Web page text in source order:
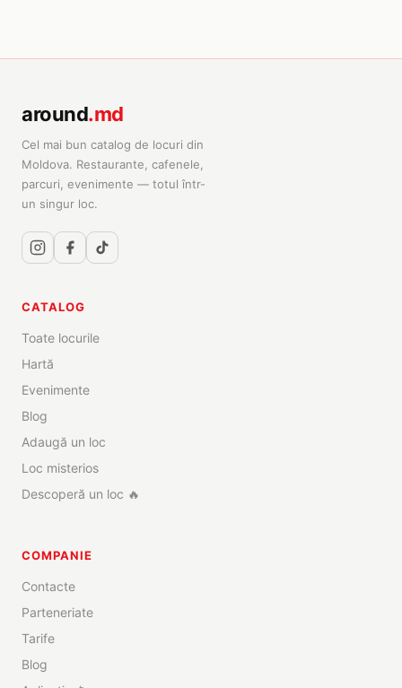
around.md
Cel mai bun catalog de locuri din
Moldova. Restaurante, cafenele,
parcuri, evenimente — totul într-
un singur loc.
CATALOG
Toate locurile
Hartă
Evenimente
Blog
Adaugă un loc
Loc misterios
Descoperă un loc 🔥
COMPANIE
Contacte
Parteneriate
Tarife
Blog